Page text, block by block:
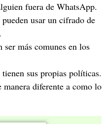
fuera de WhatsApp.
usar un cifrado de
ser más comunes en los
sus propias políticas.
manera diferente a como lo